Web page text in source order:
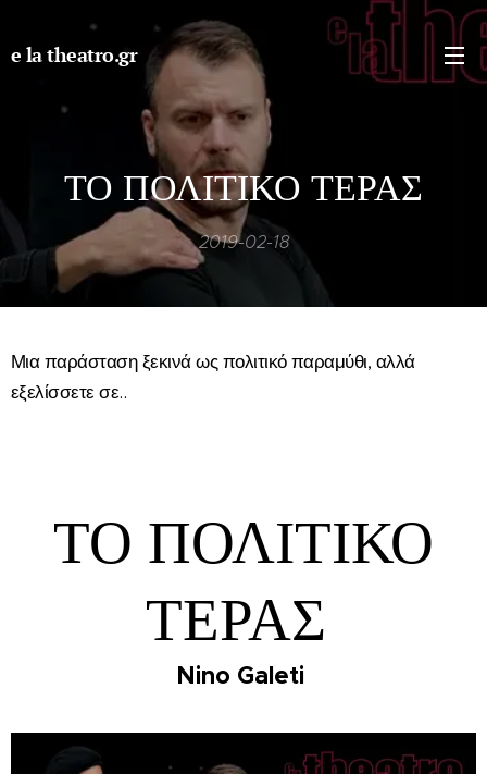
e la theatro.gr
ΤΟ ΠΟΛΙΤΙΚΟ ΤΕΡΑΣ
2019-02-18
Μια παράσταση ξεκινά ως πολιτικό παραμύθι, αλλά
εξελίσσετε σε..
ΤΟ ΠΟΛΙΤΙΚΟ
ΤΕΡΑΣ
Nino Galeti